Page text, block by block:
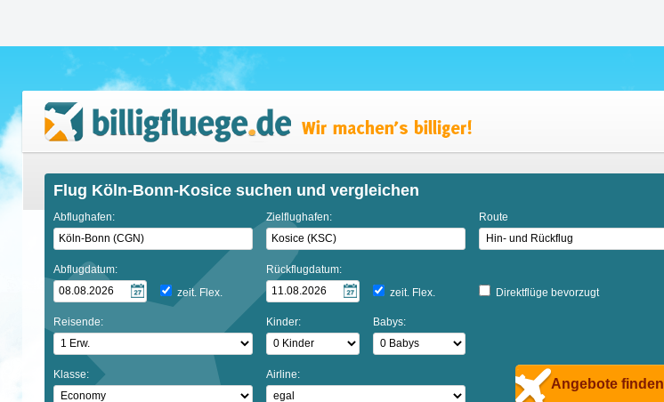
Flug Köln-Bonn-Kosice suchen und vergleichen
Abflughafen: Zielflughafen: Route
Abflugdatum:
zeit. Flex.
Rückflugdatum:
zeit. Flex.
Direktflüge bevorzugt
Reisende: Kinder: Babys:
Klasse: Airline:
Angebote finden